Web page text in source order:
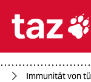

Immunität von